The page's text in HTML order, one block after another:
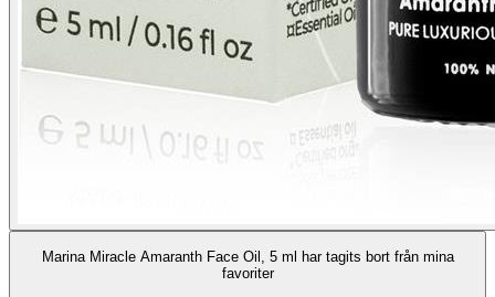
Marina Miracle Amaranth Face Oil, 5 ml har tagits bort från mina
favoriter